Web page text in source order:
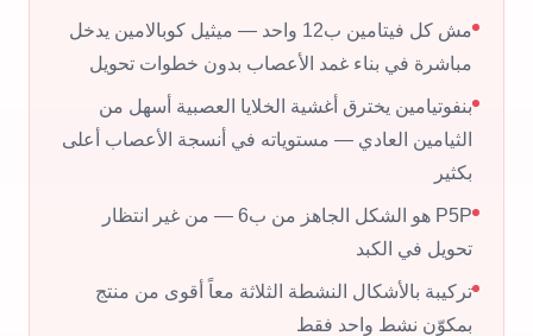
مش كل فيتامين ب12 واحد — ميثيل كوبالامين يدخل
مباشرة في بناء غمد الأعصاب بدون خطوات تحويل
بنفوتيامين يخترق أغشية الخلايا العصبية أسهل من
الثيامين العادي — مستوياته في أنسجة الأعصاب أعلى
بكثير
P5P هو الشكل الجاهز من ب6 — من غير انتظار
تحويل في الكبد
تركيبة بالأشكال النشطة الثلاثة معاً أقوى من منتج
بمكوّن نشط واحد فقط